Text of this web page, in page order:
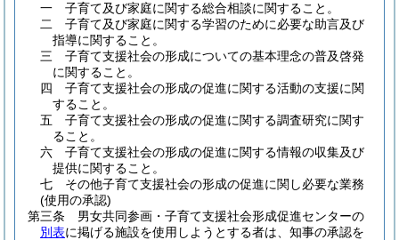
一
子育て及び家庭に関する総合相談に関すること。
二
子育て及び家庭に関する学習のために必要な助言及び
指導に関すること。
三
子育て支援社会の形成についての基本理念の普及啓発
に関すること。
四
子育て支援社会の形成の促進に関する活動の支援に関
すること。
五
子育て支援社会の形成の促進に関する調査研究に関す
ること。
六
子育て支援社会の形成の促進に関する情報の収集及び
提供に関すること。
七
その他子育て支援社会の形成の促進に関し必要な業務
(使用の承認)
第三条
男女共同参画・子育て支援社会形成促進センターの
別表に掲げる施設を使用しようとする者は、知事の承認を